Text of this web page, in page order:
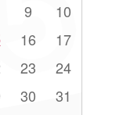
9 10
16 17
23 24
30 31